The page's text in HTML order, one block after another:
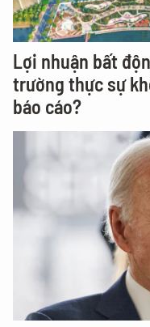
Lợi nhuận bất
trường thực sự
báo cáo?